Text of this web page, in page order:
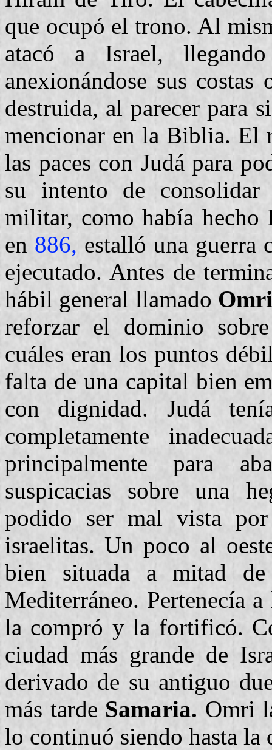
que ocupó el trono. Al
atacó a Israel,
anexionándose sus
destruida, al parecer para
mencionar en la Biblia. El
las paces con Judá para
su intento de
militar, como había hecho
en 886, estalló una
ejecutado. Antes de
hábil general llamado
reforzar el dominio
cuáles eran los puntos
falta de una capital bien
con dignidad. Judá
completamente
principalmente para
suspicacias sobre una
podido ser mal vista
israelitas. Un poco al
bien situada a mitad
Mediterráneo. Pertenecía
la compró y la fortificó.
ciudad más grande de
derivado de su antiguo
más tarde Samaria. Omri
lo continuó siendo hasta la